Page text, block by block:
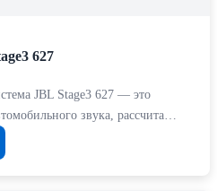
627
JBL Stage3 627 — это
звука, рассчита…